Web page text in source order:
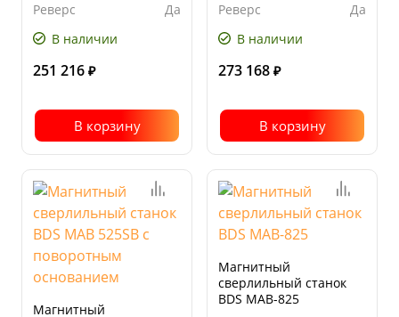
Реверс
Да
В наличии
251 216 ₽
В корзину
Реверс
Да
В наличии
273 168 ₽
В корзину
Магнитный
Магнитный
сверлильный станок
BDS MAB-825